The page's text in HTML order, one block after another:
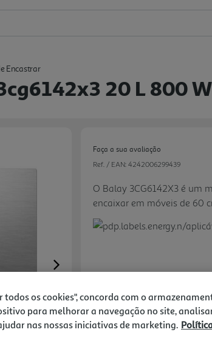
Encastrar
20 L 800
Next
Faça a sua avaliação
Ref. / EAN: 4242006299439
O Balay 3CG6142X3 é um
encaixar em móveis de 60
uniforme e moderno. Com
máxima, responde bem às
acabamento a pratos que
potência e os 8
simples, enquanto o
abertura facilitam o
favorece um aquecimento
permite acompanhar a
274,99 €
todos os cookies", concorda com o
para melhorar a navegação no site,
nas nossas iniciativas de marketing.